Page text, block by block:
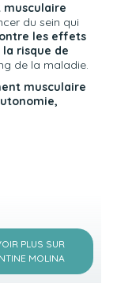
du sein qui
les effets
risque de
de la maladie.
musculaire
PLUS SUR
MOLINA